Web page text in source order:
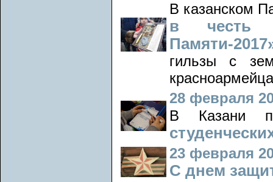
В казанском
в честь
Памяти-
гильзы с
28 февраля
В Казани
23 февраля
С днем